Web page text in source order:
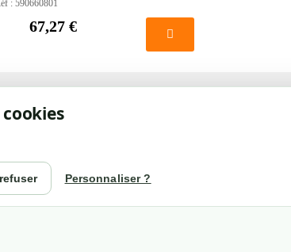
Personnaliser ?
: 590660801
67,27 €
nous
Plan du site
légales